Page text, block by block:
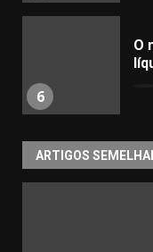
6
​O
ARTIGOS